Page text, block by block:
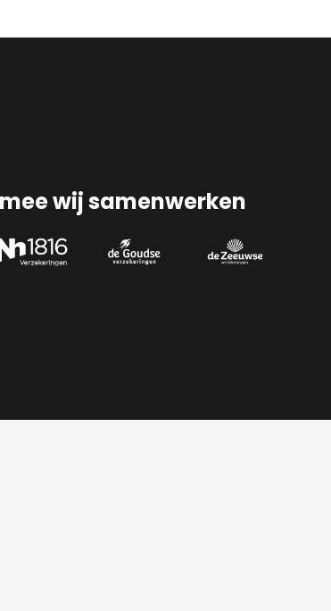
wij samenwerken